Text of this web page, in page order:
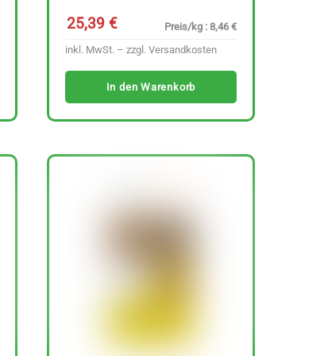
25,39€
Preis/kg : 8,46 €
inkl. MwSt. – zzgl. Versandkosten
In den Warenkorb